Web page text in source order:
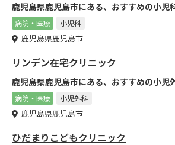
鹿児島県鹿児島市にある、おすすめの小児
病院・医療 小児科
鹿児島県鹿児島市
リンデン在宅クリニック
鹿児島県鹿児島市にある、おすすめの小児
病院・医療 小児外科
鹿児島県鹿児島市
ひだまりこどもクリニック